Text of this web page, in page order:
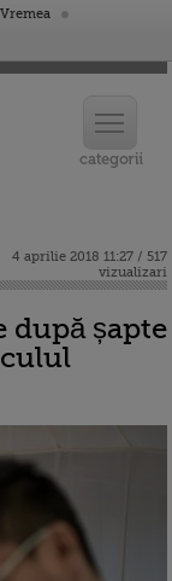
Vremea
4 aprilie 2018 11:27 / 517
vizualizari
după șapte